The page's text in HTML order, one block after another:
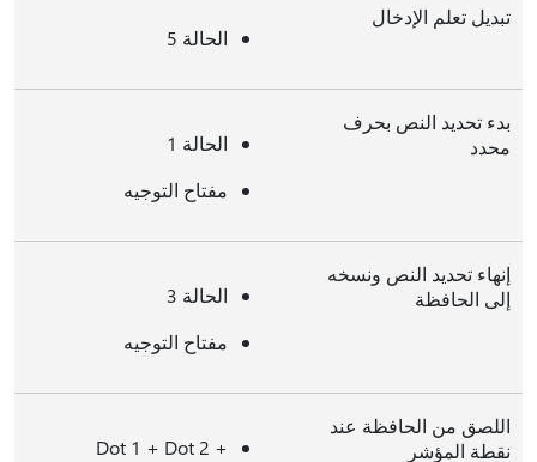
تبديل تعلم الإدخال
الحالة 5
بدء تحديد النص بحرف
محدد
الحالة 1
مفتاح التوجيه
إنهاء تحديد النص ونسخه
إلى الحافظة
الحالة 3
مفتاح التوجيه
اللصق من الحافظة عند
نقطة المؤشر
Dot 1 + Dot 2 +